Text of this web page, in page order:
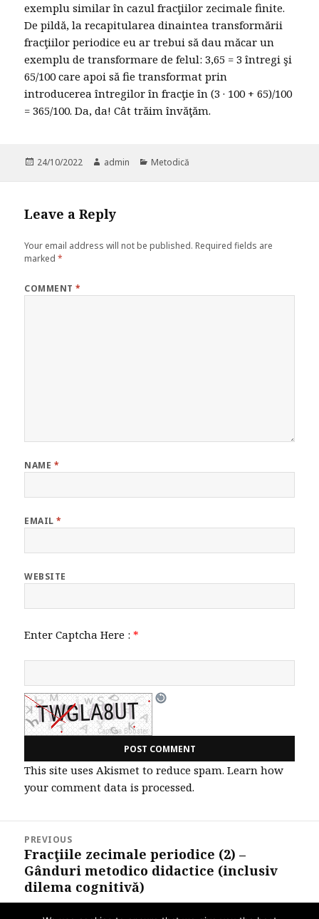
exemplu similar în cazul fracţiilor zecimale finite.
De pildă, la recapitularea dinaintea transformării
fracţiilor periodice eu ar trebui să dau măcar un
exemplu de transformare de felul: 3,65 = 3 întregi şi
65/100 care apoi să fie transformat prin
introducerea întregilor în fracţie în (3 · 100 + 65)/100
= 365/100. Da, da! Cât trăim învăţăm.
Posted
24/10/2022 Author
admin Categories
Metodică
Leave a Reply
Your email address will not be published. Required fields are
marked*
COMMENT*
NAME *
EMAIL*
WEBSITE
Enter Captcha Here :*
This site uses Akismet to reduce spam.Learn how
your comment data is processed.
navigation
PREVIOUS
Previous
post:
Fracţiile zecimale periodice (2) –
Gânduri metodico didactice (inclusiv
dilema cognitivă)